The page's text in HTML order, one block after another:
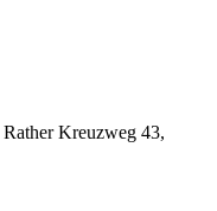
Kreuzweg 43,